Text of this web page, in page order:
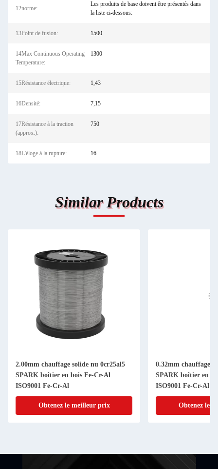
12norme:
Les produits de base doivent être présentés dans
la liste ci-dessous:
13Point de fusion: 1500
14Max Continuous Operating
Temperature:
1300
15Résistance électrique: 1,43
16Densité: 7,15
17Résistance à la traction
(approx.):
750
18L'éloge à la rupture: 16
Similar Products
2.00mm chauffage solide nu 0cr25al5
SPARK boîtier en bois Fe-Cr-Al
ISO9001 Fe-Cr-Al
Obtenez le meilleur prix
0.32mm chauffage
SPARK boîtier en
ISO9001 Fe-Cr-Al
Obtenez le